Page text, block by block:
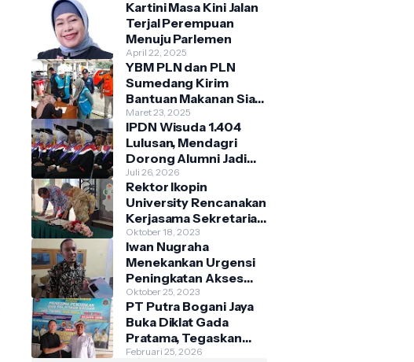
Kartini Masa Kini Jalan
Terjal Perempuan
Menuju Parlemen
April 22, 2025
YBM PLN dan PLN
Sumedang Kirim
Bantuan Makanan Siap
Saji Bagi Warga
Terdampak Banjir
Kecamatan
Cimanggung
Maret 23, 2025
IPDN Wisuda 1.404
Lulusan, Mendagri
Dorong Alumni Jadi
Penggerak Birokrasi
Berbasis Pengetahuan
Juli 26, 2026
Rektor Ikopin
University Rencanakan
Kerjasama Sekretariat
Bersama Koperasi
Indonesia
Oktober 18, 2023
Iwan Nugraha
Menekankan Urgensi
Peningkatan Akses
Pasar
Parakanmuncang
dalam Penanganan
Stunting
Oktober 25, 2023
PT Putra Bogani Jaya
Buka Diklat Gada
Pratama, Tegaskan
Legalitas Satpam
Februari 25, 2026